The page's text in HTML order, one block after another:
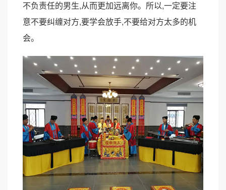
不负责任的男生,从而更加远离你。所以,一定要注
意不要纠缠对方,要学会放手,不要给对方太多的机
会。